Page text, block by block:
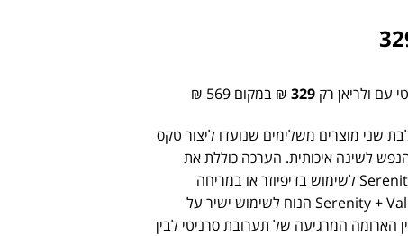
עם ולריאן רק329 ₪ במקום 569 ₪
שני מוצרים משלימים שנועדוליצור טקס
לשינהאיכותית. הערכהכוללתאת
לשימושבדיפיוזראובמריחה
Serenity + הנוחלשימוש ישיר על
הארומה המרגיעה של תערובתסרניטילבין